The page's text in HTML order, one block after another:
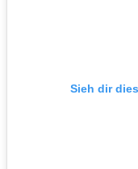
Sieh dir